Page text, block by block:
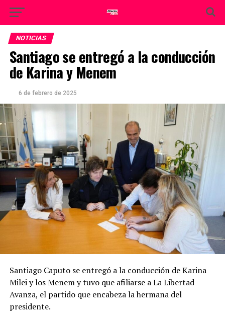
NOTICIAS
Santiago se entregó a la conducción
de Karina y Menem
6 de febrero de 2025
Santiago Caputo se entregó a la conducción de Karina
Milei y los Menem y tuvo que afiliarse a La Libertad
Avanza, el partido que encabeza la hermana del
presidente.